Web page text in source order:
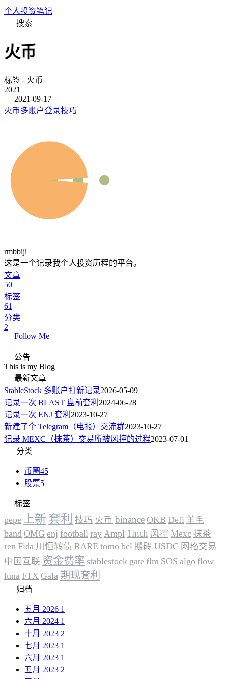
个人投资笔记
搜索
火币
标签 - 火币
2021
2021-09-17
火币多账户登录技巧
rmbbiji
这是一个记录我个人投资历程的平台。
文章
50
标签
61
分类
2
Follow Me
公告
This is my Blog
最新文章
StableStock 多账户打新记录2026-05-09
记录一次 BLAST 盘前套利 2024-06-28
记录一次 ENJ 套利 2023-10-27
新建了个 Telegram（电报）交流群2023-10-27
记录 MEXC（抹茶）交易所被风控的过程2023-07-01
分类
币圈45
股票5
标签
pepe 上新 套利 技巧 火币 binance OKB Defi 羊毛
band OMG enj football ray Ampl 1inch 风控 Mexc 抹茶
ren Fida 川恒转债 RARE tomo bel 搬砖 USDC 网格交易
中国互联 资金费率 stablestock gate flm SOS algo flow
luna FTX Gala 期现套利
归档
五月 2026 1
六月 2024 1
十月 2023 2
七月 2023 1
六月 2023 1
五月 2023 2